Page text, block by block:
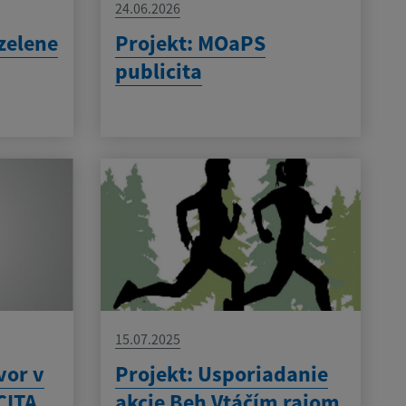
24.06.2026
Projekt: MOaPS
publicita
v
15.07.2025
Projekt: Usporiadanie